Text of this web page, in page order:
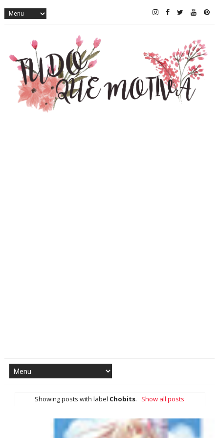
Showing posts with label Chobits. Show all posts